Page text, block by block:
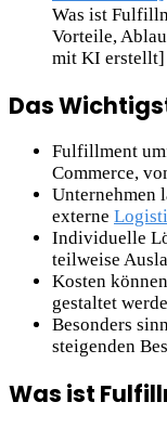
Was ist
Vorteile,
mit KI erstellt]
Das
Fulfillment
Commerce,
Unternehmen
externe
Individuelle
teilweise
Kosten
gestaltet
Besonders
steigenden
Was ist